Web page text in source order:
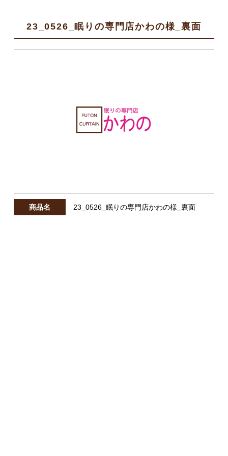
23_0526_眠りの専門店かわの様_裏面
商品名 23_0526_眠りの専門店かわの様_裏面